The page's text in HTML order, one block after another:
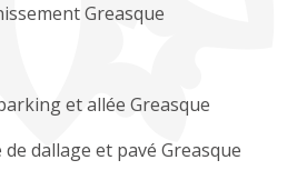
Greasque
et allée Greasque
dallage et pavé Greasque